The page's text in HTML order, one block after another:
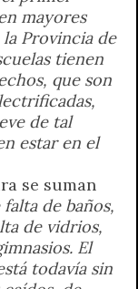
mayores
Provincia de
tienen
que son
de tal
estar en el
se suman
de baños,
de vidrios,
El
todavía sin